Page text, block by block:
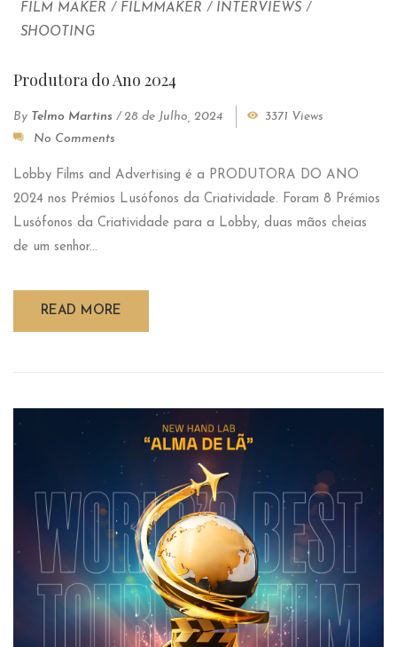
FILM MAKER / FILMMAKER / INTERVIEWS /
SHOOTING
Produtora do Ano 2024
By Telmo Martins / 28 de Julho, 2024
3371 Views
No Comments
Lobby Films and Advertising é a PRODUTORA DO ANO
2024 nos Prémios Lusófonos da Criatividade. Foram 8 Prémios
Lusófonos da Criatividade para a Lobby, duas mãos cheias
de um senhor...
READ MORE